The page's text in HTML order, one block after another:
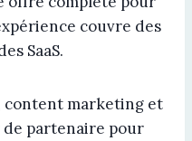
couvre des
SaaS.
content marketing et
partenaire pour